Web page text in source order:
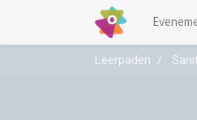
Leerpaden